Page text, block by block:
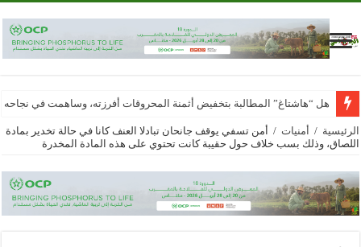
هل “هاشتاغ” المطالبة بتخفيض أثمنة المحروقات أفرزته، وساهمت في
الرئيسية / أمنيات / أمن تسفي يوقف جانحان تبادلا العنف كانا في حالة تخدير بمادة
اللصاق، وذلك بسب خلاف حول حقيبة كانت تحتوي على هذه المادة المخدرة